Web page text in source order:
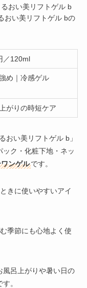
／120ml
め｜冷感ゲル
がりの時短ケア
おい美リフトゲル b」
ク・化粧下地・ネッ
ンゲルです。
きに使いやすいアイ
季節にも心地よく使
風呂上がりや暑い日の
。